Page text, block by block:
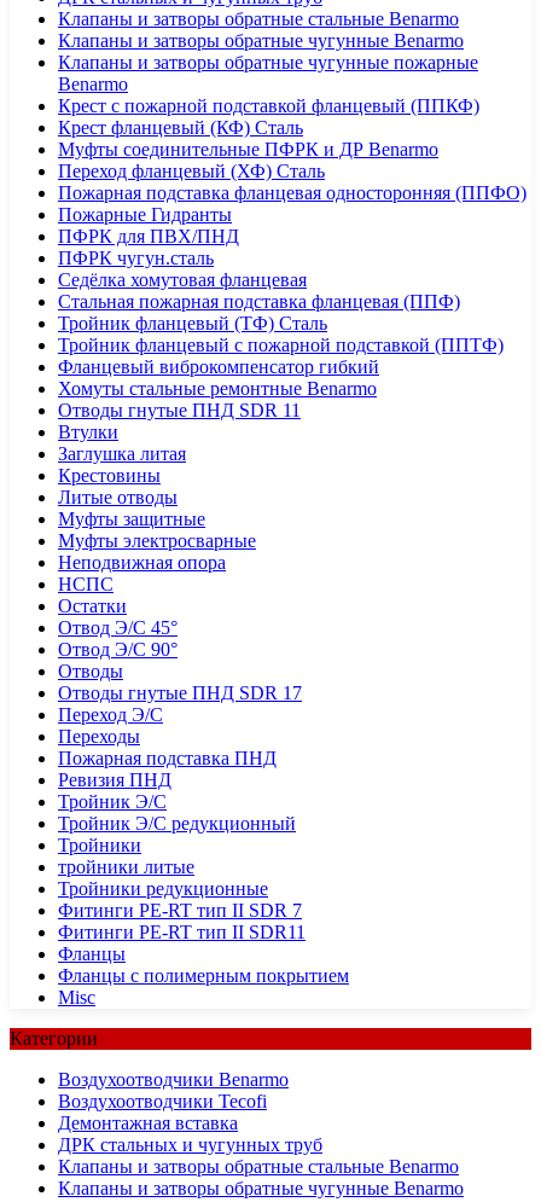
Клапаны и затворы обратные стальные Benarmo
Клапаны и затворы обратные чугунные Benarmo
Клапаны и затворы обратные чугунные пожарные
Benarmo
Крест с пожарной подставкой фланцевый (ППКФ)
Крест фланцевый (КФ) Сталь
Муфты соединительные ПФРК и ДР Benarmo
Переход фланцевый (ХФ) Сталь
Пожарная подставка фланцевая односторонняя (ППФО)
Пожарные Гидранты
ПФРК для ПВХ/ПНД
ПФРК чугун.сталь
Седёлка хомутовая фланцевая
Стальная пожарная подставка фланцевая (ППФ)
Тройник фланцевый (ТФ) Сталь
Тройник фланцевый с пожарной подставкой (ППТФ)
Фланцевый виброкомпенсатор гибкий
Хомуты стальные ремонтные Benarmo
Отводы гнутые ПНД SDR 11
Втулки
Заглушка литая
Крестовины
Литые отводы
Муфты защитные
Муфты электросварные
Неподвижная опора
НСПС
Остатки
Отвод Э/С 45°
Отвод Э/С 90°
Отводы
Отводы гнутые ПНД SDR 17
Переход Э/С
Переходы
Пожарная подставка ПНД
Ревизия ПНД
Тройник Э/С
Тройник Э/С редукционный
Тройники
тройники литые
Тройники редукционные
Фитинги PE-RT тип II SDR 7
Фитинги PE-RT тип II SDR11
Фланцы
Фланцы с полимерным покрытием
Misc
Категории
Воздухоотводчики Benarmo
Воздухоотводчики Tecofi
Демонтажная вставка
ДРК стальных и чугунных труб
Клапаны и затворы обратные стальные Benarmo
Клапаны и затворы обратные чугунные Benarmo